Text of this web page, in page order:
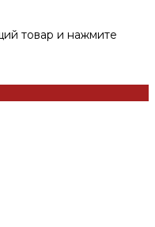
товар и нажмите